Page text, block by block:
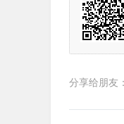
分享给朋友：